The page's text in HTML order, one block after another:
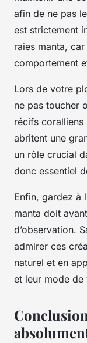
afin de ne pas
est strictement
raies manta,
comportement
Lors de votre
ne pas toucher
récifs coralliens
abritent une
un rôle crucial
donc essentiel
Enfin, gardez à
manta doit
d’observation.
admirer ces
naturel et en
et leur mode de